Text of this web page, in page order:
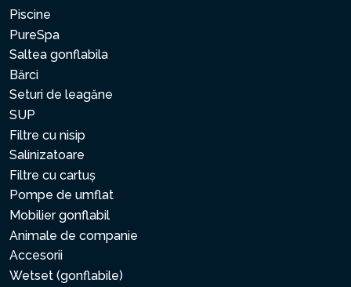
Piscine
PureSpa
Saltea gonflabila
Bărci
Seturi de leagăne
SUP
Filtre cu nisip
Salinizatoare
Filtre cu cartuș
Pompe de umflat
Mobilier gonflabil
Animale de companie
Accesorii
Wetset (gonflabile)